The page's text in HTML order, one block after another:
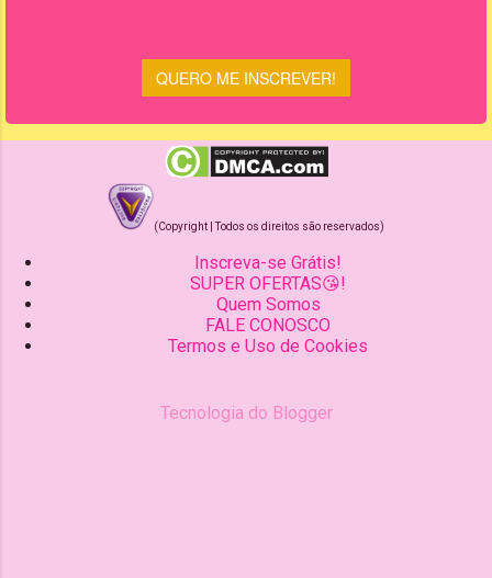
(Copyright | Todos os direitos são reservados)
Inscreva-se Grátis!
SUPER OFERTAS😘!
Quem Somos
FALE CONOSCO
Termos e Uso de Cookies
Tecnologia do Blogger